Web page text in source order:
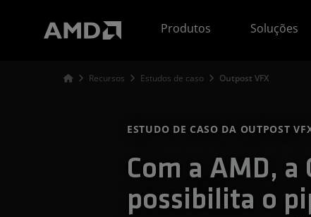
Produtos
Soluções
Recursos Estudos de caso Outpost VFX
ESTUDO DE CASO DA OUTPOST
Com a AMD, a
possibilita o